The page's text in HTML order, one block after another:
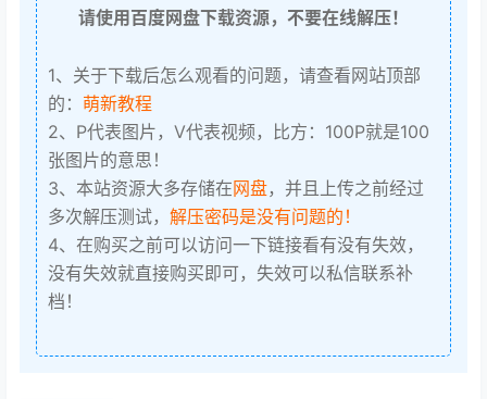
请使用百度网盘下载资源，不要在线解压！
1、关于下载后怎么观看的问题，请查看网站顶部
的： 萌新教程
2、P代表图片，V代表视频，比方：100P就是100
张图片的意思！
3、本站资源大多存储在网盘，并且上传之前经过
多次解压测试， 解压密码是没有问题的！
4、在购买之前可以访问一下链接看有没有失效，
没有失效就直接购买即可，失效可以私信联系补
档！